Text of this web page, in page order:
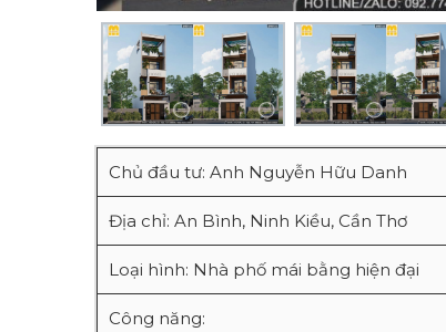
Chủ đầu tư: Anh Nguyễn Hữu Danh
Địa chỉ: An Bình, Ninh Kiều, Cần Thơ
Loại hình: Nhà phố mái bằng hiện đại
Công năng: